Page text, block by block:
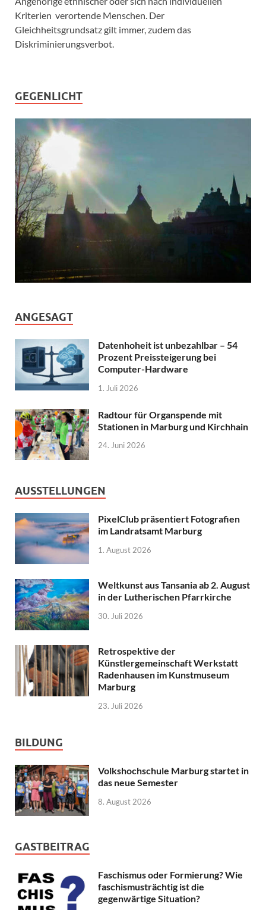
Kriterien verortende Menschen. Der
Gleichheitsgrundsatz gilt immer, zudem das
Diskriminierungsverbot.
GEGENLICHT
ANGESAGT
Datenhoheit ist unbezahlbar – 54
Prozent Preissteigerung bei
Computer-Hardware
1. Juli 2026
Radtour für Organspende mit
Stationen in Marburg und Kirchhain
24. Juni 2026
AUSSTELLUNGEN
PixelClub präsentiert Fotografien
im Landratsamt Marburg
1. August 2026
Weltkunst aus Tansania ab 2. August
in der Lutherischen Pfarrkirche
30. Juli 2026
Retrospektive der
Künstlergemeinschaft Werkstatt
Radenhausen im Kunstmuseum
Marburg
23. Juli 2026
BILDUNG
Volkshochschule Marburg startet in
das neue Semester
8. August 2026
GASTBEITRAG
Faschismus oder Formierung? Wie
faschismusträchtig ist die
gegenwärtige Situation?